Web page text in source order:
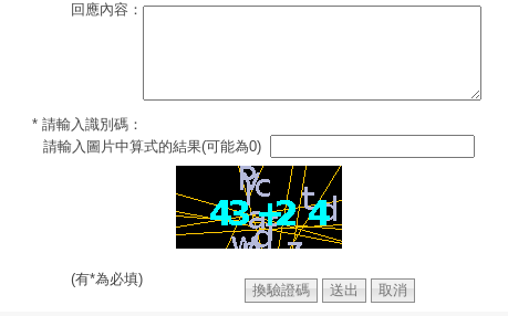
回應內容：
* 請輸入識別碼：
請輸入圖片中算式的結果(可能為0)
(有*為必填)